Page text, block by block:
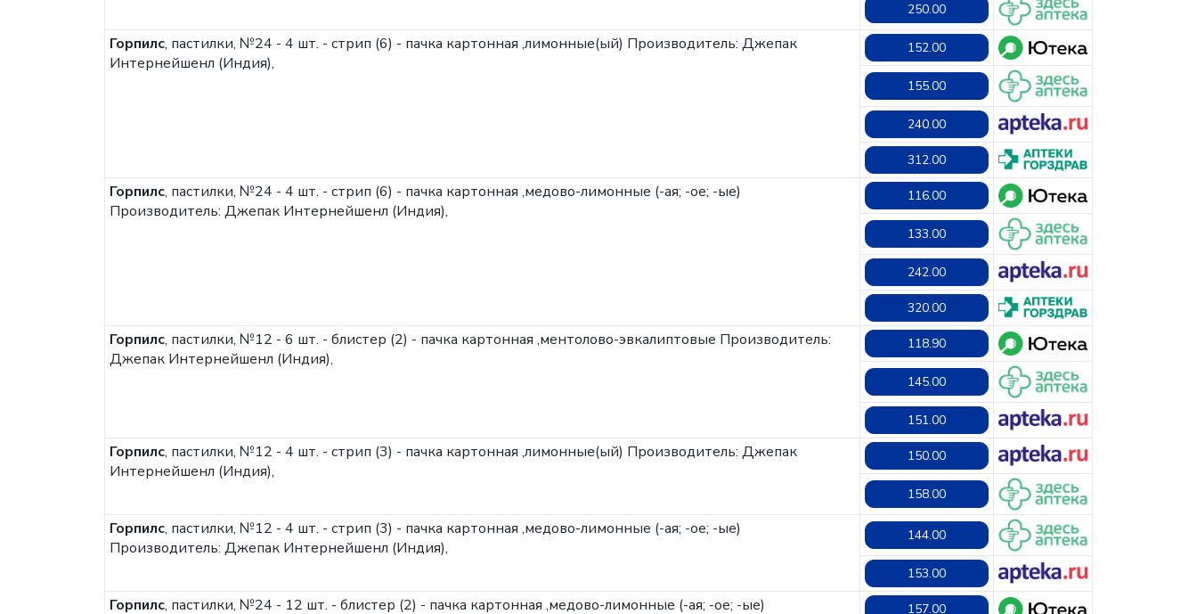
250.00
Горпилс, пастилки, №24 - 4 шт. - стрип (6) - пачка картонная ,лимонные(ый) Производитель: Джепак
Интернейшенл (Индия),
152.00
155.00
240.00
312.00
Горпилс, пастилки, №24 - 4 шт. - стрип (6) - пачка картонная ,медово-лимонные (-ая; -ое; -ые)
Производитель: Джепак Интернейшенл (Индия),
116.00
133.00
242.00
320.00
Горпилс, пастилки, №12 - 6 шт. - блистер (2) - пачка картонная ,ментолово-эвкалиптовые Производитель:
Джепак Интернейшенл (Индия),
118.90
145.00
151.00
Горпилс, пастилки, №12 - 4 шт. - стрип (3) - пачка картонная ,лимонные(ый) Производитель: Джепак
Интернейшенл (Индия),
150.00
158.00
Горпилс, пастилки, №12 - 4 шт. - стрип (3) - пачка картонная ,медово-лимонные (-ая; -ое; -ые)
Производитель: Джепак Интернейшенл (Индия),
144.00
153.00
Горпилс, пастилки, №24 - 12 шт. - блистер (2) - пачка картонная ,медово-лимонные (-ая; -ое; -ые)
157.00